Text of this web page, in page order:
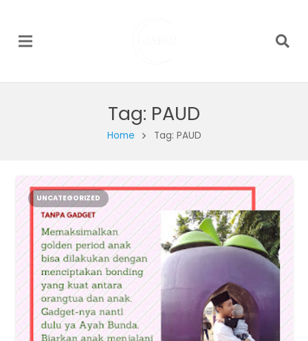
Tag: PAUD
Home Tag: PAUD
UNCATEGORIZED